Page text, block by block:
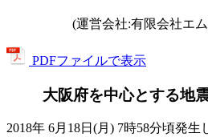
(運営会社:有限会社エ
PDFファイルで表示
大阪府を中心とする地
2018年 6月18日(月) 7時58分頃発